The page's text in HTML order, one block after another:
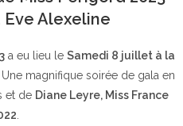
Alexeline
a eu lieu le Samedi 8 juillet à la
, Une magnifique soirée de gala en
et de Diane Leyre, Miss France